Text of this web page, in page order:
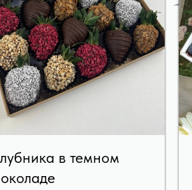
в темном